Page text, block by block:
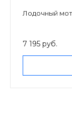
Лодочный
7 195 руб.